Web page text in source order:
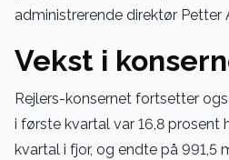
administrerende direktør Petter
Vekst i
Rejlers-konsernet fortsetter
i første kvartal var 16,8 prosent
kvartal i fjor, og endte på 991,5